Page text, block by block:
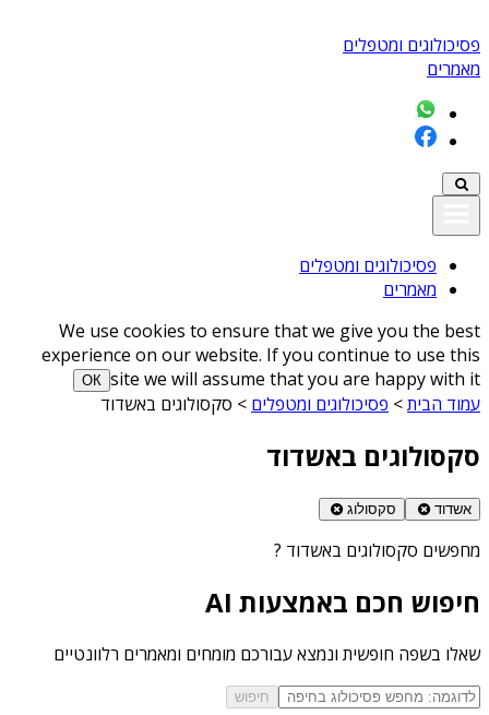
פסיכולוגים ומטפלים
מאמרים
פסיכולוגים ומטפלים
מאמרים
We use cookies to ensure that we give you the best
experience on our website. If you continue to use this
site we will assume that you are happy with it
ОК
עמוד הבית> פסיכולוגים ומטפלים > סקסולוגים באשדוד
סקסולוגים באשדוד
אשדוד סקסולוג
מחפשים סקסולוגים באשדוד ?
חיפוש חכם באמצעות AI
שאלו בשפה חופשית ונמצא עבורכם מומחים ומאמרים רלוונטיים
חיפוש